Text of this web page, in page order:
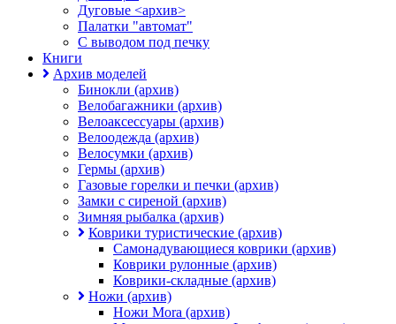
Дуговые <архив>
Палатки "автомат"
C выводом под печку
Книги
Архив моделей
Бинокли (архив)
Велобагажники (архив)
Велоаксессуары (архив)
Велоодежда (архив)
Велосумки (архив)
Гермы (архив)
Газовые горелки и печки (архив)
Замки с сиреной (архив)
Зимняя рыбалка (архив)
Коврики туристические (архив)
Самонадувающиеся коврики (архив)
Коврики рулонные (архив)
Коврики-складные (архив)
Ножи (архив)
Ножи Mora (архив)